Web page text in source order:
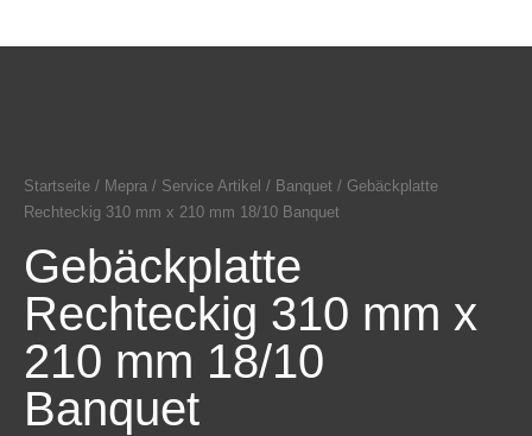
Startseite / Mepra / Service Artikel / Banquet / Gebäckplatte
Rechteckig 310 mm x 210 mm 18/10 Banquet
Gebäckplatte
Rechteckig 310 mm x
210 mm 18/10
Banquet